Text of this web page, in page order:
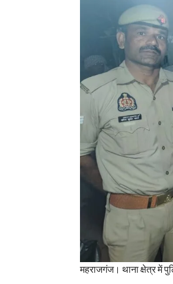
महराजगंज। थाना क्षेत्र में